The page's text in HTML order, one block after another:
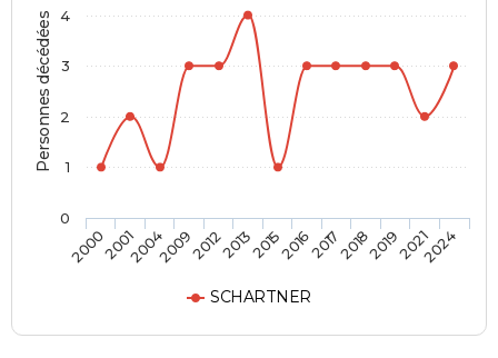
Personnes décédées
SCHARTNER
2000200120042009201220132015201620172018201920212024
0
1
2
3
4